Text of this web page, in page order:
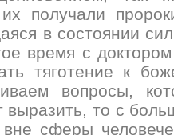
получали
в состоянии
время с
тяготение к
вопросы,
выразить, то с
сферы